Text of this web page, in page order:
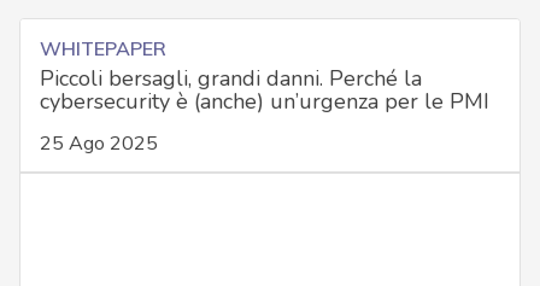
WHITEPAPER
Piccoli bersagli, grandi danni. Perché la
cybersecurity è (anche) un’urgenza per le PMI
25 Ago 2025